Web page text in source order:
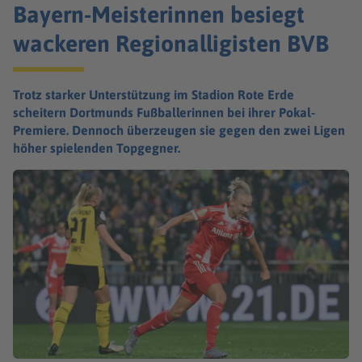
Bayern-Meisterinnen besiegt
wackeren Regionalligisten BVB
Trotz starker Unterstützung im Stadion Rote Erde
scheitern Dortmunds Fußballerinnen bei ihrer Pokal-
Premiere. Dennoch überzeugen sie gegen den zwei Ligen
höher spielenden Topgegner.